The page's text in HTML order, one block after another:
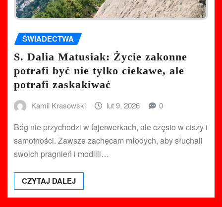
ŚWIADECTWA
S. Dalia Matusiak: Życie zakonne
potrafi być nie tylko ciekawe, ale
potrafi zaskakiwać
Kamil Krasowski lut 9, 2026 0
Bóg nie przychodzi w fajerwerkach, ale często w ciszy i
samotności. Zawsze zachęcam młodych, aby słuchali
swoich pragnień i modlili…
CZYTAJ DALEJ